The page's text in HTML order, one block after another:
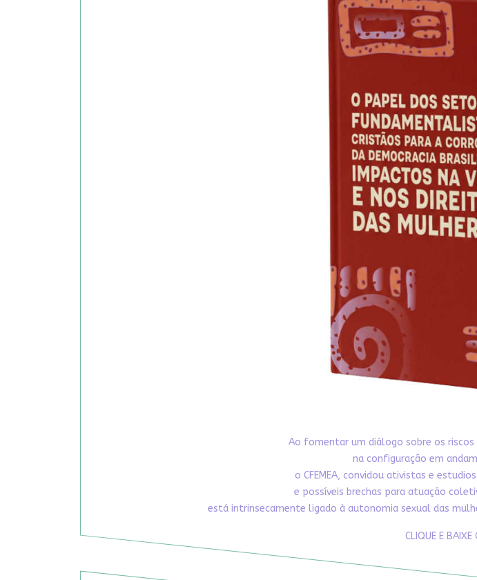
Ao fomentar um diálogo sobre os riscos
na configuração em
o CFEMEA, convidou ativistas e
e possíveis brechas para atuação
está intrinsecamente ligado à autonomia sexual das
CLIQUE E